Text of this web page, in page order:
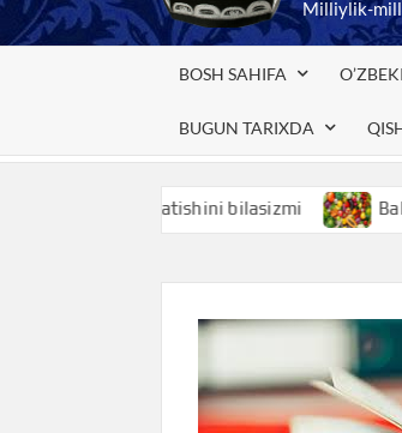
Milliylik-
BOSH SAHIFA
BUGUN TARIXDA
anglatishini bilasizmi Baliq uni